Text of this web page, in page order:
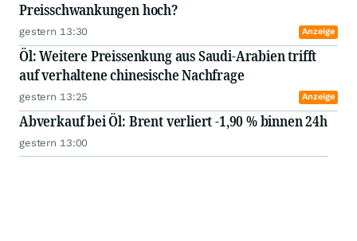
Preisschwankungen hoch?
gestern 13:30 Anzeige
Öl: Weitere Preissenkung aus Saudi-Arabien trifft
auf verhaltene chinesische Nachfrage
gestern 13:25 Anzeige
Abverkauf bei Öl: Brent verliert -1,90 % binnen 24h
gestern 13:00